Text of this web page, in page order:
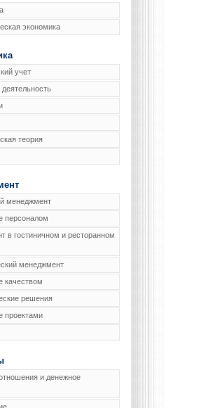
экономика
учет
теория
менеджмент
персоналом
в гостиничном и ресторанном
менеджмент
качеством
решения
проектами
и денежное